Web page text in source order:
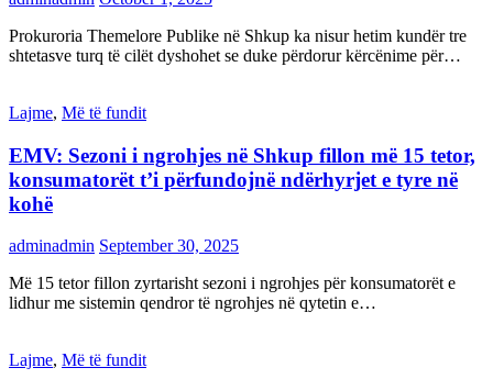
Prokuroria Themelore Publike në Shkup ka nisur hetim kundër tre
shtetasve turq të cilët dyshohet se duke përdorur kërcënime për…
Lajme, Më të fundit
EMV: Sezoni i ngrohjes në Shkup fillon më 15 tetor,
konsumatorët t’i përfundojnë ndërhyrjet e tyre në
kohë
adminadmin September 30, 2025
Më 15 tetor fillon zyrtarisht sezoni i ngrohjes për konsumatorët e
lidhur me sistemin qendror të ngrohjes në qytetin e…
Lajme, Më të fundit